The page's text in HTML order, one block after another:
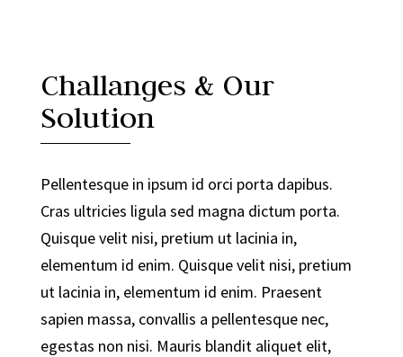
Challanges & Our
Solution
Pellentesque in ipsum id orci porta dapibus.
Cras ultricies ligula sed magna dictum porta.
Quisque velit nisi, pretium ut lacinia in,
elementum id enim. Quisque velit nisi, pretium
ut lacinia in, elementum id enim. Praesent
sapien massa, convallis a pellentesque nec,
egestas non nisi. Mauris blandit aliquet elit,